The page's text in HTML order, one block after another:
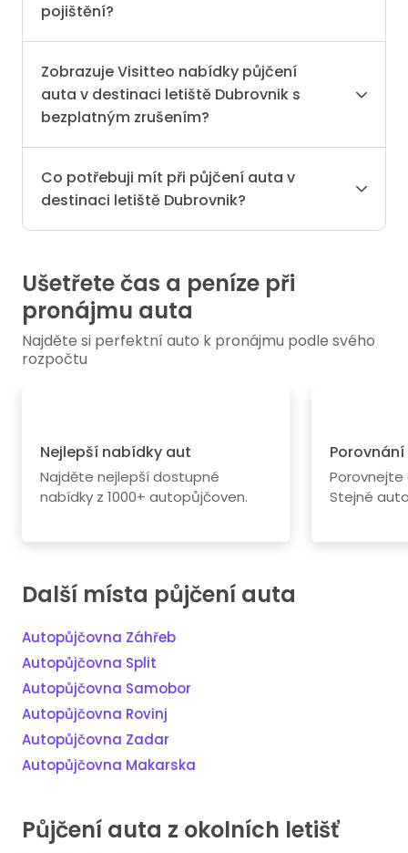
pojištění?
Zobrazuje Visitteo nabídky půjčení
auta v destinaci letiště Dubrovnik s
bezplatným zrušením?
Co potřebuji mít při půjčení auta v
destinaci letiště Dubrovnik?
Ušetřete čas a peníze při
pronájmu auta
Najděte si perfektní auto k pronájmu podle svého
rozpočtu
Nejlepší nabídky aut
Najděte nejlepší dostupné
nabídky z 1000+ autopůjčoven.
Stejné
Další místa půjčení auta
Autopůjčovna Záhřeb
Autopůjčovna Split
Autopůjčovna Samobor
Autopůjčovna Rovinj
Autopůjčovna Zadar
Autopůjčovna Makarska
Půjčení auta z okolních letišť